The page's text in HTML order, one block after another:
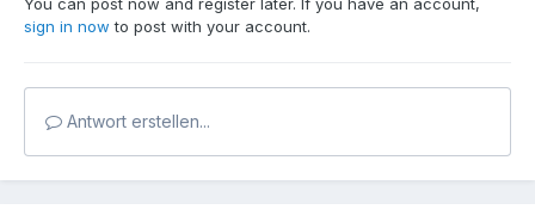
You can post now and register later. If you have an account,
sign in now to post with your account.
Antwort erstellen...